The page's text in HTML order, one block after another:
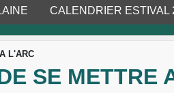
CALENDRIER ESTIVAL
L'ARC
SE METTRE